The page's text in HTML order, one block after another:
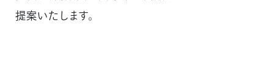
提案いたします。